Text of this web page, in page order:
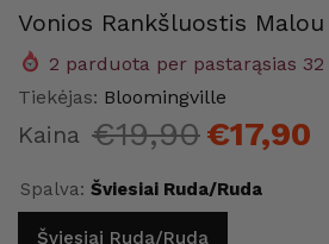
Vonios Rankšluostis Malou
2 parduota per pastarąsias 32
Tiekėjas: Bloomingville
Kaina €19,90€17,90
Spalva: Šviesiai Ruda/ruda
Šviesiai Ruda/ruda
Maison Home